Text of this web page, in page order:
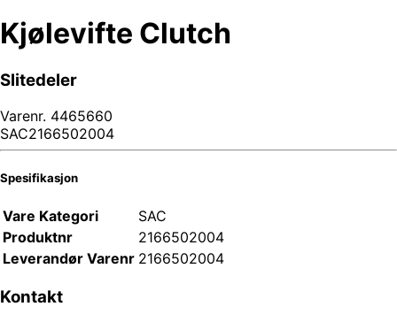
Kjølevifte Clutch
Slitedeler
Varenr. 4465660
SAC2166502004
Spesifikasjon
Vare Kategori
SAC
Produktnr
2166502004
Leverandør Varenr 2166502004
Kontakt